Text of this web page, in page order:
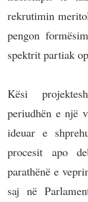
rekrutimin
pengon
spektrit partiak
Kësi
periudhën e një
ideuar e
procesit apo
parathënë e
saj në